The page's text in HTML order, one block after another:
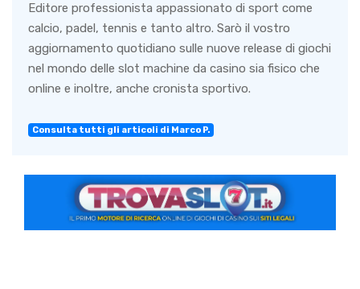
Editore professionista appassionato di sport come
calcio, padel, tennis e tanto altro. Sarò il vostro
aggiornamento quotidiano sulle nuove release di giochi
nel mondo delle slot machine da casino sia fisico che
online e inoltre, anche cronista sportivo.
Consulta tutti gli articoli di Marco P.